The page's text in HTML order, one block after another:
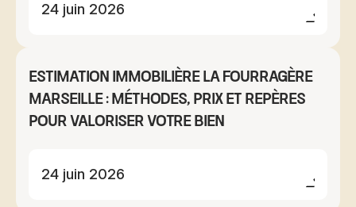
24 juin 2026
Estimation immobilière La Fourragère
Marseille : méthodes, prix et repères
pour valoriser votre bien
24 juin 2026